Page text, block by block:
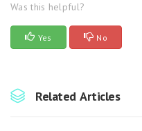
Was this helpful?
Yes No
Related Articles